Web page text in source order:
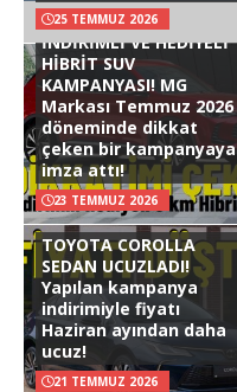
25 TEMMUZ 2026
İNDİRİMLİ VE HEDİYELİ
HİBRİT SUV
KAMPANYASI! MG
Markası Temmuz 2026
döneminde dikkat
çeken bir kampanyaya
imza attı!
23 TEMMUZ 2026
TOYOTA COROLLA
SEDAN UCUZLADI!
Yapılan kampanya
indirimiyle fiyatı
Haziran ayından daha
ucuz!
21 TEMMUZ 2026